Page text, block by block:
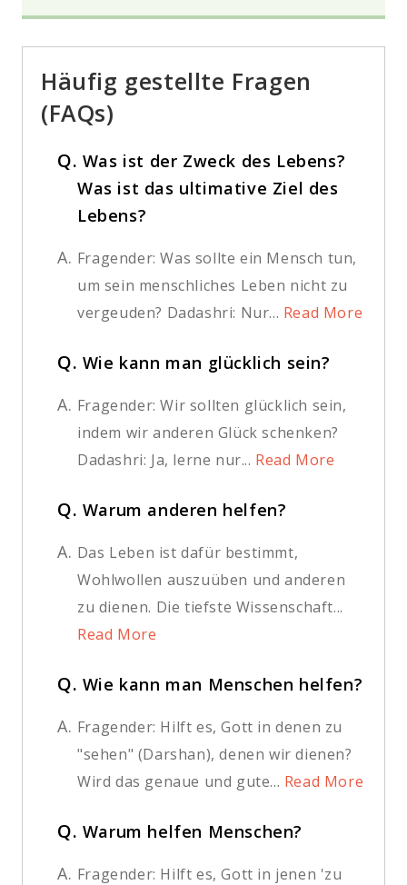
Häufig gestellte Fragen
(FAQs)
Q. Was ist der Zweck des Lebens?
Was ist das ultimative Ziel des
Lebens?
A. Fragender: Was sollte ein Mensch tun,
um sein menschliches Leben nicht zu
vergeuden? Dadashri: Nur... Read More
Q. Wie kann man glücklich sein?
A. Fragender: Wir sollten glücklich sein,
indem wir anderen Glück schenken?
Dadashri: Ja, lerne nur... Read More
Q. Warum anderen helfen?
A. Das Leben ist dafür bestimmt,
Wohlwollen auszuüben und anderen
zu dienen. Die tiefste Wissenschaft...
Read More
Q. Wie kann man Menschen helfen?
A. Fragender: Hilft es, Gott in denen zu
"sehen" (Darshan), denen wir dienen?
Wird das genaue und gute... Read More
Q. Warum helfen Menschen?
A. Fragender: Hilft es, Gott in jenen 'zu